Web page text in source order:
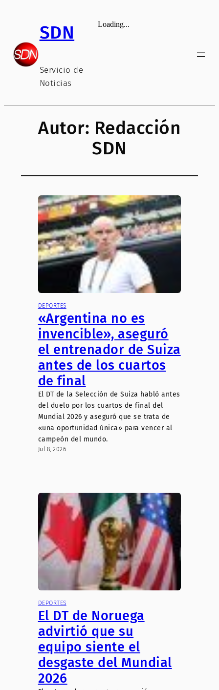
contenidoSDN
Servicio de
Noticias
Autor: Redacción
SDN
DEPORTES
«Argentina no es
invencible», aseguró
el entrenador de Suiza
antes de los cuartos
de final
El DT de la Selección de Suiza habló antes
del duelo por los cuartos de final del
Mundial 2026 y aseguró que se trata de
«una oportunidad única» para vencer al
campeón del mundo.
Jul 8, 2026
DEPORTES
El DT de Noruega
advirtió que su
equipo siente el
desgaste del Mundial
2026